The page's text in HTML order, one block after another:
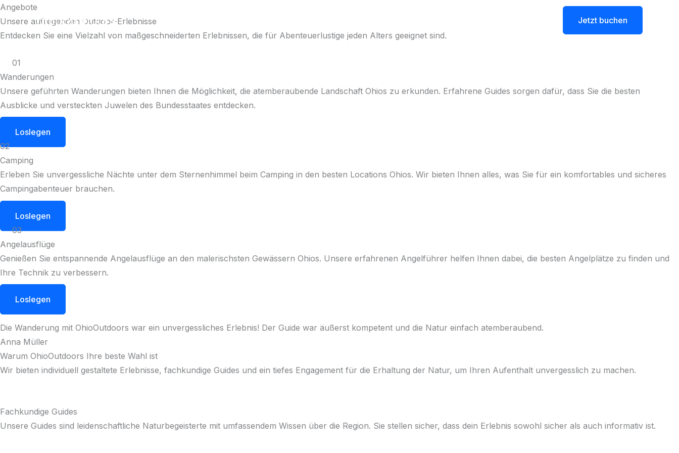
Zum
Inhalt
springen
ohiooutdoors Jetzt buchen
Angebote
Unsere aufregenden Outdoor-Erlebnisse
Entdecken Sie eine Vielzahl von maßgeschneiderten Erlebnissen, die für Abenteuerlustige jeden Alters geeignet sind.
01
Wanderungen
Unsere geführten Wanderungen bieten Ihnen die Möglichkeit, die atemberaubende Landschaft Ohios zu erkunden. Erfahrene Guides sorgen dafür, dass Sie die besten
Ausblicke und versteckten Juwelen des Bundesstaates entdecken.
Loslegen
02
Camping
Erleben Sie unvergessliche Nächte unter dem Sternenhimmel beim Camping in den besten Locations Ohios. Wir bieten Ihnen alles, was Sie für ein komfortables und sicheres
Campingabenteuer brauchen.
Loslegen
03
Angelausflüge
Genießen Sie entspannende Angelausflüge an den malerischsten Gewässern Ohios. Unsere erfahrenen Angelführer helfen Ihnen dabei, die besten Angelplätze zu finden und
Ihre Technik zu verbessern.
Loslegen
Die Wanderung mit OhioOutdoors war ein unvergessliches Erlebnis! Der Guide war äußerst kompetent und die Natur einfach atemberaubend.
Anna Müller
Warum OhioOutdoors Ihre beste Wahl ist
Wir bieten individuell gestaltete Erlebnisse, fachkundige Guides und ein tiefes Engagement für die Erhaltung der Natur, um Ihren Aufenthalt unvergesslich zu machen.
Fachkundige Guides
Unsere Guides sind leidenschaftliche Naturbegeisterte mit umfassendem Wissen über die Region. Sie stellen sicher, dass dein Erlebnis sowohl sicher als auch informativ ist.